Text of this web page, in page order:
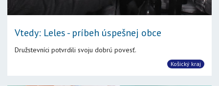
Vtedy: Leles - príbeh úspešnej obce
Družstevníci potvrdili svoju dobrú povesť.
Košický kraj